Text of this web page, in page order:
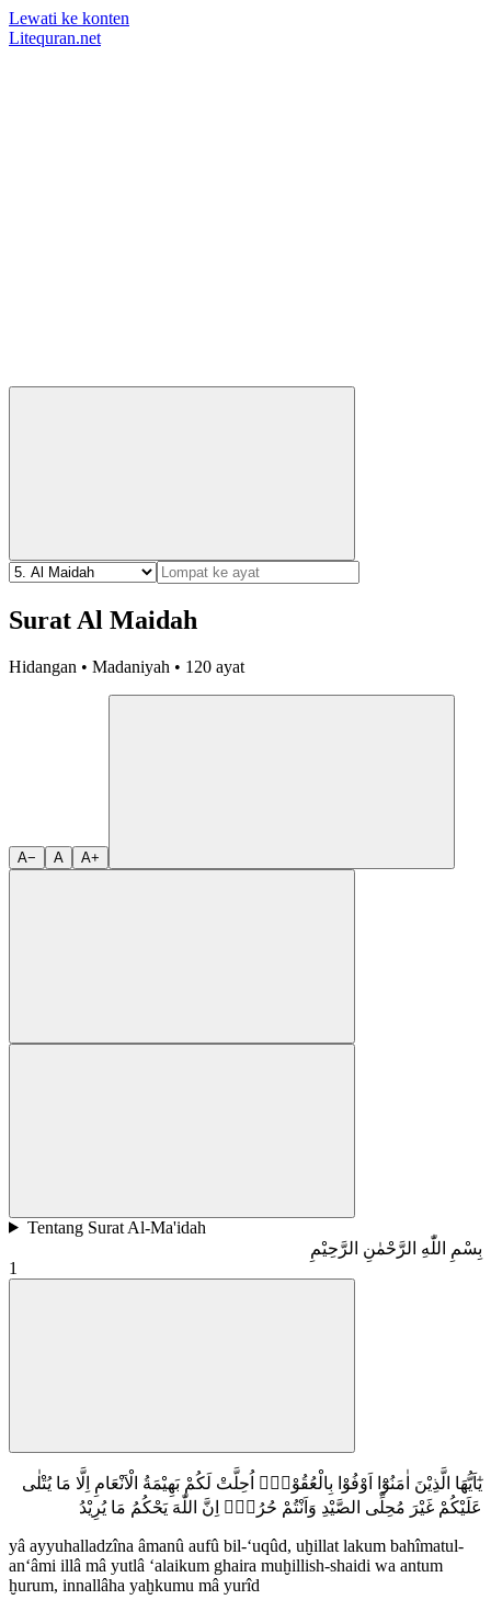
Lewati ke konten
Litequran.net
Surat Al Maidah
Hidangan • Madaniyah • 120 ayat
A− A A+
Tentang Surat Al-Ma'idah
بِسْمِ اللّٰهِ الرَّحْمٰنِ الرَّحِيْمِ
1
يٰٓاَيُّهَا الَّذِيْنَ اٰمَنُوْٓا اَوْفُوْا بِالْعُقُوْدِۗ اُحِلَّتْ لَكُمْ بَهِيْمَةُ الْاَنْعَامِ اِلَّا مَا يُتْلٰى
عَلَيْكُمْ غَيْرَ مُحِلِّى الصَّيْدِ وَاَنْتُمْ حُرُمٌۗ اِنَّ اللّٰهَ يَحْكُمُ مَا يُرِيْدُ
yâ ayyuhalladzîna âmanû aufû bil-‘uqûd, uḫillat lakum bahîmatul-
an‘âmi illâ mâ yutlâ ‘alaikum ghaira muḫillish-shaidi wa antum
ḫurum, innallâha yaḫkumu mâ yurîd